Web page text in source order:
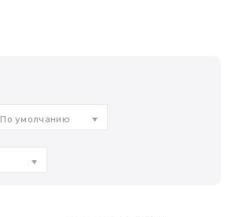
По умолчанию